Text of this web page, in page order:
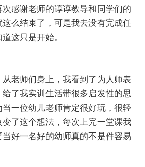
感谢老师的谆谆教导和同学们的
么结束了，可是我去没有完成任
这只是开始。
师们身上，我看到了为人师表
了我实训生活带很多启发性的思
一位幼儿老师肯定很好玩，很轻
了这个想法，每次上完一堂课我
好一名好的幼师真的不是件容易